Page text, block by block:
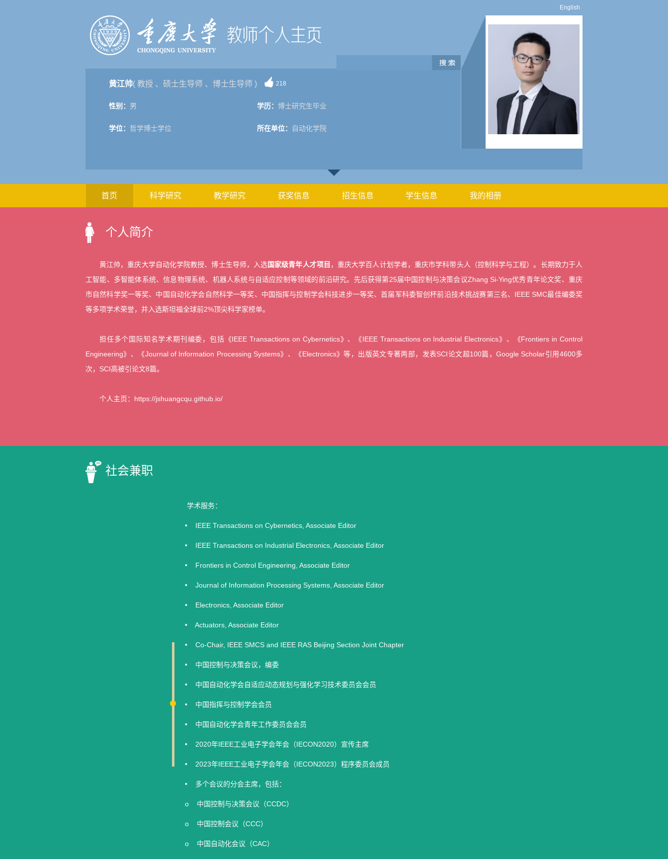
English
黄江帅( 教授 、硕士生导师 、博士生导师 ) 218
性别： 男 学历： 博士研究生毕业
学位： 哲学博士学位 所在单位： 自动化学院
首页 科学研究 教学研究 获奖信息 招生信息 学生信息 我的相册
个人简介
黄江帅，重庆大学自动化学院教授、博士生导师，入选国家级青年人才项目 ，重庆大学百人计划学者， 重庆市学科带头人（控制科学与工程）。 长期致力于人
工智能、多智能体系统、信息物理系统、机器人系统与自适应控制等领域的前沿研究。先后获得第25届中国控制与决策会议Zhang Si-Ying优秀青年论文奖、重庆
市自然科学奖一等奖、中国自动化学会自然科学一等奖、中国指挥与控制学会科技进步一等奖、首届军科委智创杯前沿技术挑战赛第三名、IEEE SMC最佳编委奖
等多项学术荣誉，并入选斯坦福全球前2%顶尖科学家榜单。
担任多个国际知名学术期刊编委，包括《IEEE Transactions on Cybernetics》、《IEEE Transactions on Industrial Electronics》、《Frontiers in Control
Engineering》、《Journal of Information Processing Systems》、《Electronics》等，出版英文专著两部，发表SCI论文超100篇，Google Scholar引用4600多
次，SCI高被引论文8篇。
个人主页：https://jshuangcqu.github.io/
社会兼职
学术服务：
• IEEE Transactions on Cybernetics, Associate Editor
• IEEE Transactions on Industrial Electronics, Associate Editor
• Frontiers in Control Engineering, Associate Editor
• Journal of Information Processing Systems, Associate Editor
• Electronics, Associate Editor
• Actuators, Associate Editor
• Co-Chair, IEEE SMCS and IEEE RAS Beijing Section Joint Chapter
• 中国控制与决策会议，编委
• 中国自动化学会自适应动态规划与强化学习技术委员会会员
• 中国指挥与控制学会会员
• 中国自动化学会青年工作委员会会员
• 2020年IEEE工业电子学会年会（IECON2020）宣传主席
• 2023年IEEE工业电子学会年会（IECON2023）程序委员会成员
• 多个会议的分会主席，包括：
o 中国控制与决策会议（CCDC）
o 中国控制会议（CCC）
o 中国自动化会议（CAC）